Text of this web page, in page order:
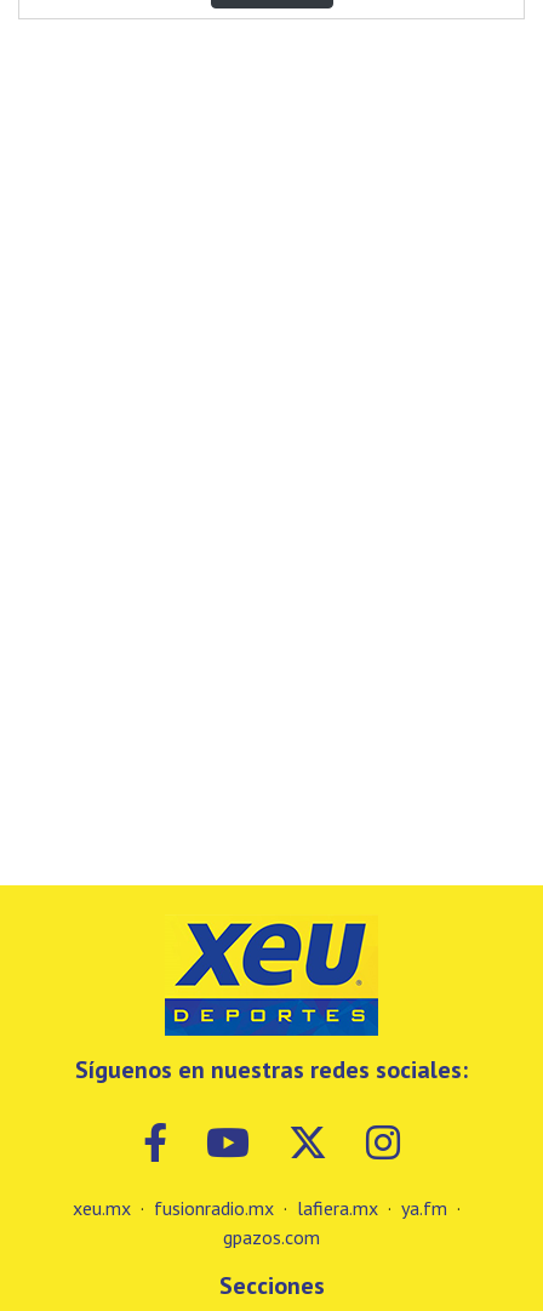
Síguenos en nuestras redes sociales:
xeu.mx · fusionradio.mx · lafiera.mx · ya.fm ·
gpazos.com
Secciones